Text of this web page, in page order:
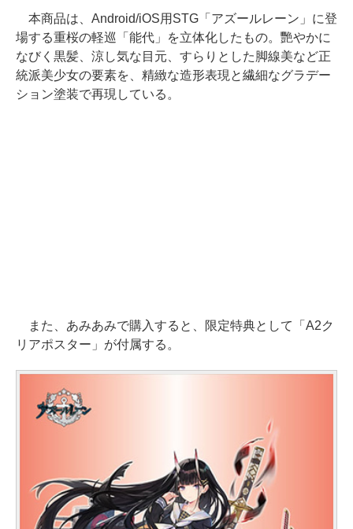
本商品は、Android/iOS用STG「アズールレーン」に登
場する重桜の軽巡「能代」を立体化したもの。艷やかに
なびく黒髪、涼し気な目元、すらりとした脚線美など正
統派美少女の要素を、精緻な造形表現と繊細なグラデー
ション塗装で再現している。
また、あみあみで購入すると、限定特典として「A2ク
リアポスター」が付属する。